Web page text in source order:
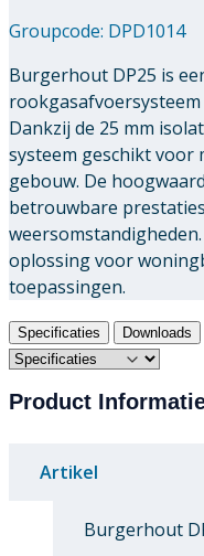
Groupcode: DPD1014
Burgerhout DP25 is
Dankzij de 25 mm
systeem geschikt
gebouw. De
betrouwbare
oplossing voor
toepassingen.
Specificaties Downloads
Product
Artikel
Burgerhout